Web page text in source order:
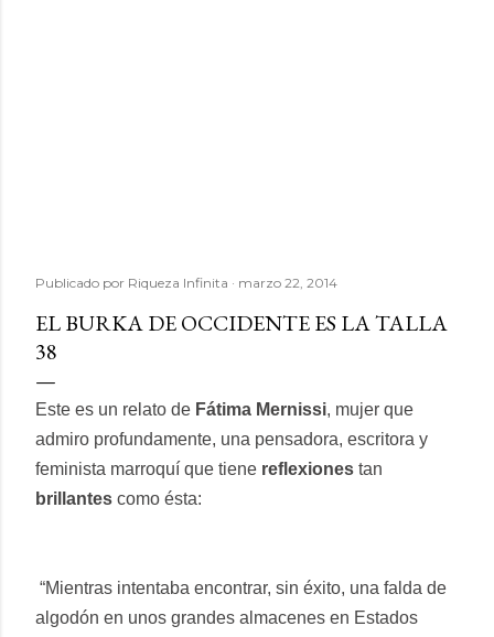
Publicado por Riqueza Infinita marzo 22, 2014
EL BURKA DE OCCIDENTE ES LA TALLA
38
Este es un relato de Fátima Mernissi, mujer que
admiro profundamente, una pensadora, escritora y
feminista marroquí que tiene reflexiones tan
brillantes como ésta:
“Mientras intentaba encontrar, sin éxito, una falda de
algodón en unos grandes almacenes en Estados